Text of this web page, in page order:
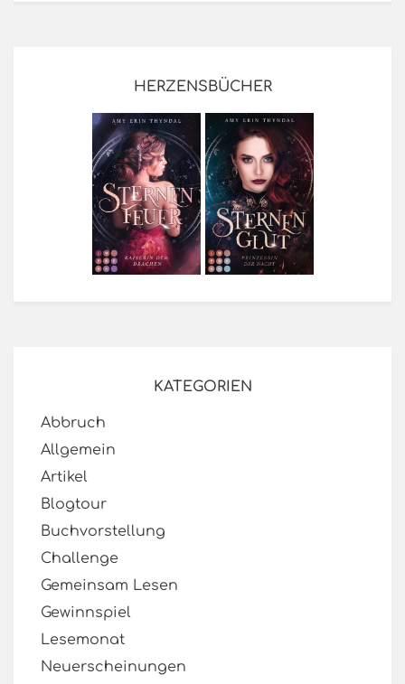
HERZENSBÜCHER
KATEGORIEN
Abbruch
Allgemein
Artikel
Blogtour
Buchvorstellung
Challenge
Gemeinsam Lesen
Gewinnspiel
Lesemonat
Neuerscheinungen